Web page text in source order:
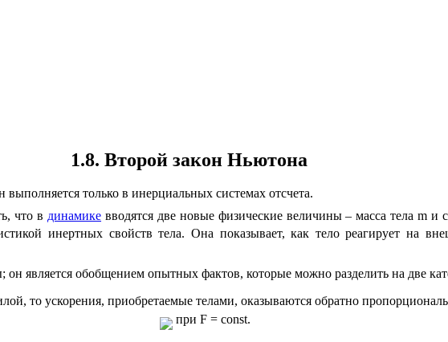
1.8. Второй закон Ньютона
выполняется только в инерциальных системах отсчета.
что вдинамике вводятся две новые физические величины – масса телаm и
инертных свойств тела. Она показывает, как тело реагирует на
является обобщением опытных фактов, которые можно разделить на две
то ускорения, приобретаемые телами, оказываются обратно
при F= const.